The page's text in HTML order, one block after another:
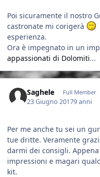
Poi sicuramente il nostro
castronate mi corigerà
esperienza.
Ora è impegnato in un
appassionati di Dolomiti...
Saghele Full Member
23 Giugno 20179 anni
Per me anche tu sei un
tue dritte. Veramente
darmi dei consigli.
impressioni e magari
kit.